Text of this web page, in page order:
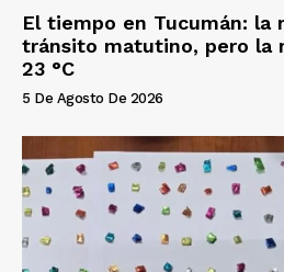
El tiempo en Tucumán: la
tránsito matutino, pero la
23 °C
5 De Agosto De 2026